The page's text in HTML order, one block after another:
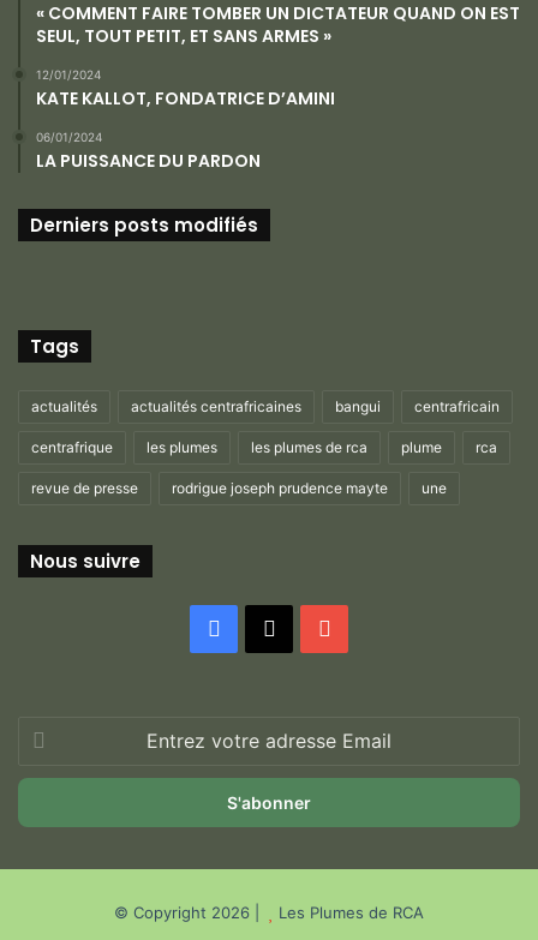
« COMMENT FAIRE TOMBER UN DICTATEUR QUAND ON EST
SEUL, TOUT PETIT, ET SANS ARMES »
12/01/2024
KATE KALLOT, FONDATRICE D’AMINI
06/01/2024
LA PUISSANCE DU PARDON
Derniers posts modifiés
Tags
actualités actualités centrafricaines bangui centrafricain
centrafrique les plumes les plumes de rca plume rca
revue de presse rodrigue joseph prudence mayte une
Nous suivre
Facebook
votre
adresse
© Copyright 2026 | Les Plumes de RCA